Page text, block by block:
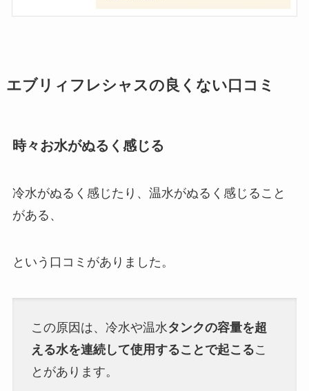
エブリィフレシャスの良くない口コミ
時々お水がぬるく感じる
冷水がぬるく感じたり、温水がぬるく感じること
がある、
という口コミがありました。
この原因は、冷水や温水タンクの容量を超
える水を連続して使用することで起こるこ
とがあります。